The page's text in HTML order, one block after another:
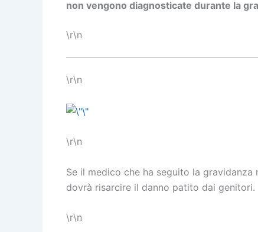
non vengono diagnosticate durante la
\r\n
\r\n
\r\n
Se il medico che ha seguito la
dovrà risarcire il danno patito dai genitori.
\r\n